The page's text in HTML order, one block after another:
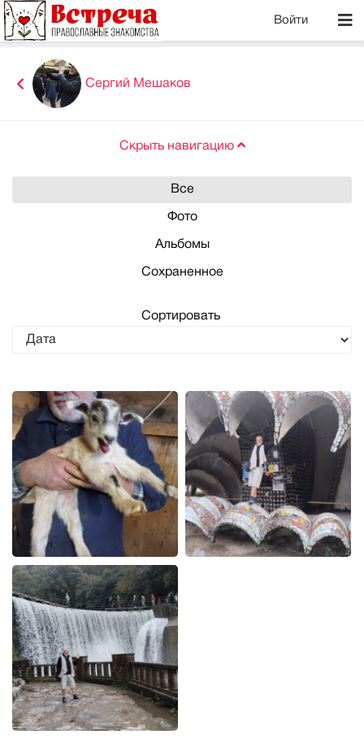
Войти
Сергий Мешаков
Скрыть навигацию
Все
Фото
Альбомы
Сохраненное
Сортировать